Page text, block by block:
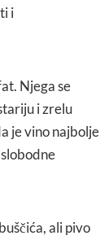
i
Njega se
i zrelu
je vino najbolje
ali pivo